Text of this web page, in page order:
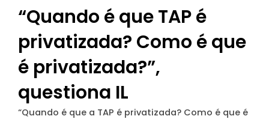
“Quando é que TAP é
privatizada? Como é que
é privatizada?”,
questiona IL
“Quando é que a TAP é privatizada? Como é que é